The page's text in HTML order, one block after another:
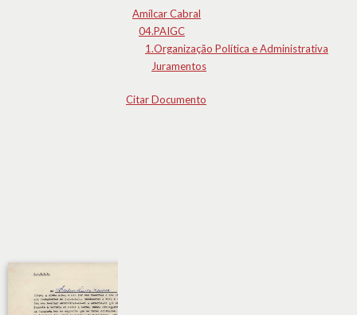
Amílcar Cabral
04.PAIGC
1.Organização Política e Administrativa
Juramentos
Citar Documento